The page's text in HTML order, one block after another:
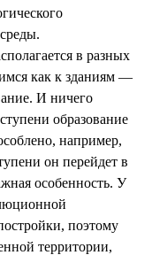
в разных
как к зданиям —
И ничего
образование
например,
он перейдет в
особенность. У
поэтому
территории,